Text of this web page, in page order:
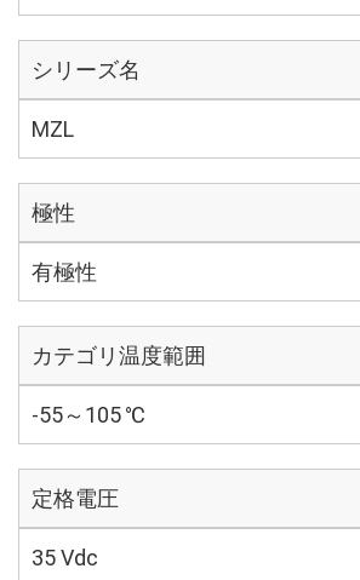
シリーズ名
MZL
極性
有極性
カテゴリ温度範囲
-55～105 ℃
定格電圧
35 Vdc